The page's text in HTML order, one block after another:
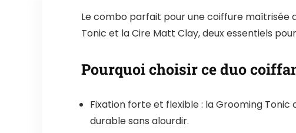
Le combo parfait pour une coiffure maîtrisée
Tonic et la Cire Matt Clay, deux essentiels
Pourquoi choisir ce duo
Fixation forte et flexible : la Grooming
durable sans alourdir.